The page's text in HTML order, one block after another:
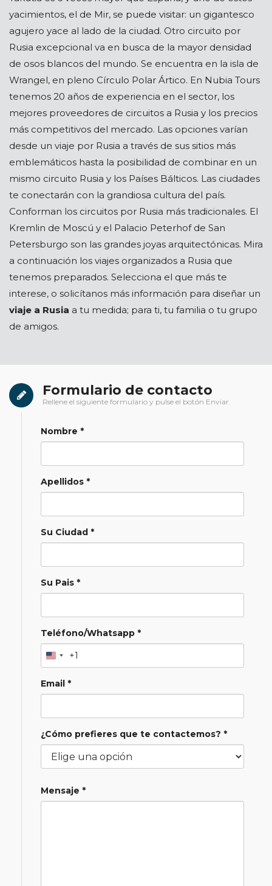
yacimientos, el de Mir, se puede visitar: un gigantesco
agujero yace al lado de la ciudad. Otro circuito por
Rusia excepcional va en busca de la mayor densidad
de osos blancos del mundo. Se encuentra en la isla de
Wrangel, en pleno Círculo Polar Ártico. En Nubia Tours
tenemos 20 años de experiencia en el sector, los
mejores proveedores de circuitos a Rusia y los precios
más competitivos del mercado. Las opciones varían
desde un viaje por Rusia a través de sus sitios más
emblemáticos hasta la posibilidad de combinar en un
mismo circuito Rusia y los Países Bálticos. Las ciudades
te conectarán con la grandiosa cultura del país.
Conforman los circuitos por Rusia más tradicionales. El
Kremlin de Moscú y el Palacio Peterhof de San
Petersburgo son las grandes joyas arquitectónicas. Mira
a continuación los viajes organizados a Rusia que
tenemos preparados. Selecciona el que más te
interese, o solicítanos más información para diseñar un
viaje a Rusia a tu medida; para ti, tu familia o tu grupo
de amigos.
Formulario de contacto
Rellene el siguiente formulario y pulse el botón Enviar.
Nombre *
Apellidos *
Su Ciudad *
Su Pais *
Teléfono/Whatsapp *
+1
Email *
¿Cómo prefieres que te contactemos? *
Mensaje *